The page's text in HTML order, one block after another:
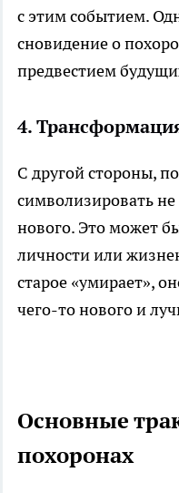
с этим событием.
сновидение о
предвестием
4.
С другой стороны,
символизировать
нового. Это может
личности или
старое «умирает»,
чего-то нового и
Основные
похоронах